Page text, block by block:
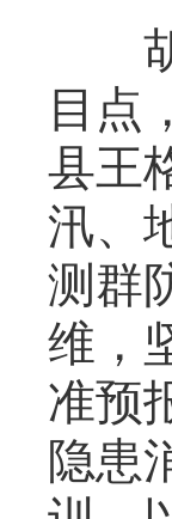
胡
目点
县王
汛、
测群
维，
准预
隐患